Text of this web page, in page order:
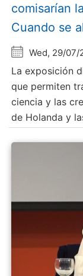
comisarían
Cuando se
Wed, 29/07/
La exposición
que permiten
ciencia y las
de Holanda y